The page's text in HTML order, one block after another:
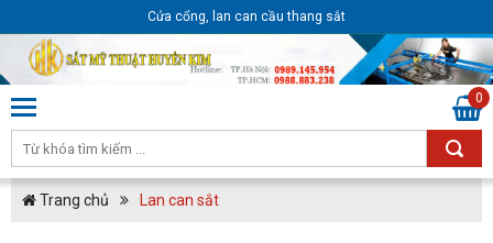
Cửa cổng, lan can cầu thang sắt
0
Trang chủ Lan can sắt